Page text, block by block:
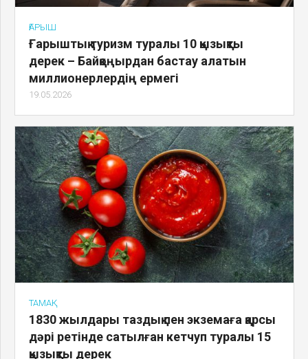
ҒАРЫШ
Ғарыштық туризм туралы 10 қызықты
дерек – Байқоңырдан бастау алатын
миллионерлердің ермегі
19.05.2026
ТАМАҚ
1830 жылдары таздық пен экземаға қарсы
дәрі ретінде сатылған кетчуп туралы 15
қызықты дерек